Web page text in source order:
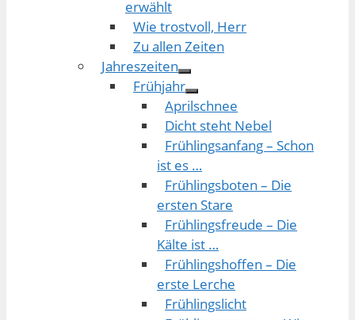
erwählt
Wie trostvoll, Herr
Zu allen Zeiten
Jahreszeiten
Frühjahr
Aprilschnee
Dicht steht Nebel
Frühlingsanfang – Schon
ist es …
Frühlingsboten – Die
ersten Stare
Frühlingsfreude – Die
Kälte ist …
Frühlingshoffen – Die
erste Lerche
Frühlingslicht